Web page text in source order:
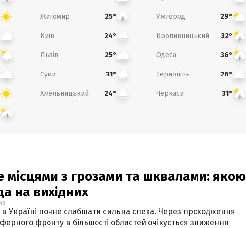
Житомир 25° Ужгород 29°
Київ 24° Кропивницький 32°
Львів 25° Одеса 36°
Суми 31° Тернопіль 26°
Хмельницький 24° Черкаси 31°
місцями з грозами та шквалами: якою
на вихідних
Україні почне слабшати сильна спека. Через проходження
фронту в більшості областей очікується зниження